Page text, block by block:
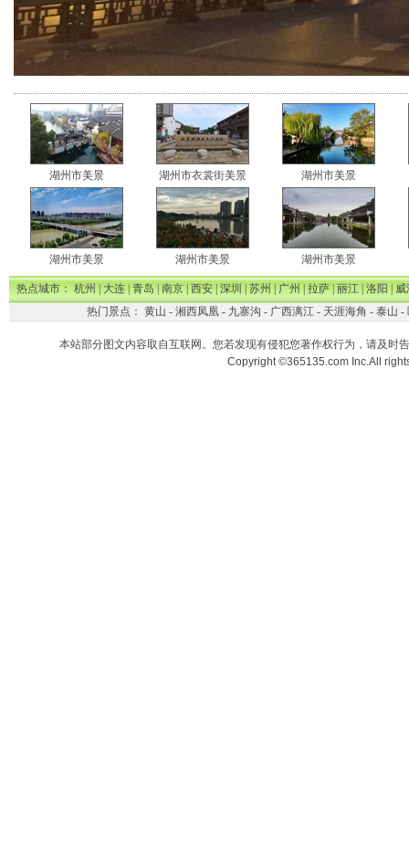
湖州市美景 湖州市衣裳街美景 湖州市美景
湖州市美景 湖州市美景 湖州市美景
热点城市：杭州|大连|青岛|南京|西安|深圳|苏州|广州|拉萨|丽江|洛阳|威
热门景点： 黄山 - 湘西凤凰- 九寨沟 - 广西漓江- 天涯海角 - 泰山 -
本站部分图文内容取自互联网。您若发现有侵犯您著作权行为，请及时
Copyright ©365135.com Inc.All